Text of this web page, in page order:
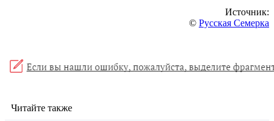
Источник:
© Русская Семерка
Читайте также